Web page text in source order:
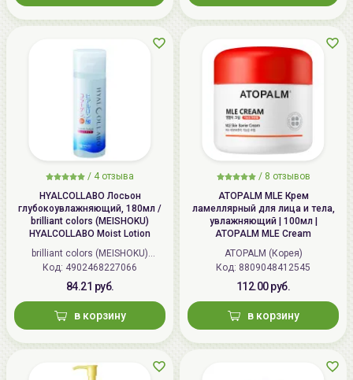
/ 4 отзыва
HYALCOLLABO Лосьон
глубокоувлажняющий, 180мл /
brilliant colors (MEISHOKU)
HYALCOLLABO Moist Lotion
brilliant colors (MEISHOKU)
(Япония)
Код: 4902468227066
84.21 руб.
в корзину
/ 8 отзывов
ATOPALM MLE Крем
ламеллярный для лица и тела,
увлажняющий | 100мл |
ATOPALM MLE Cream
ATOPALM (Корея)
Код: 8809048412545
112.00 руб.
в корзину